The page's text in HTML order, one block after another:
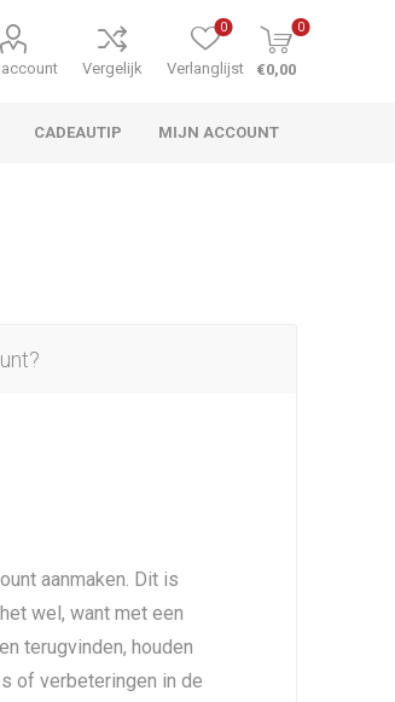
Vergelijk Verlanglijst
0 0
€0,00
CADEAUTIP MIJN ACCOUNT
aanmaken. Dit is
wel, want met een
terugvinden, houden
of verbeteringen in de